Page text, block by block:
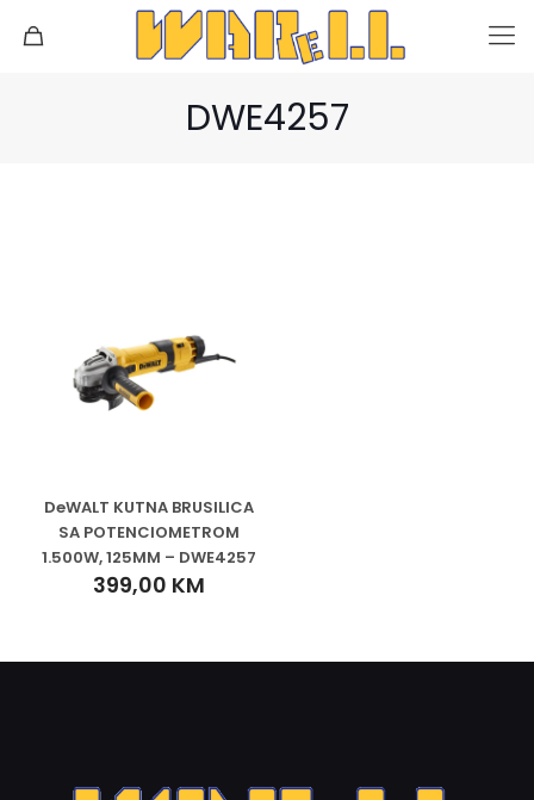
DWE4257
DeWALT KUTNA BRUSILICA
SA POTENCIOMETROM
1.500W, 125MM – DWE4257
399,00 KM